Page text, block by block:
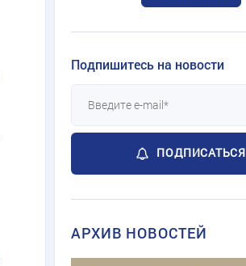
Подпишитесь на новости
ПОДПИСАТЬСЯ
АРХИВ НОВОСТЕЙ